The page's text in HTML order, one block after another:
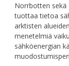
Norrbotten
tuottaa tietoa
arktisten
menetelmiä
sähköenergian